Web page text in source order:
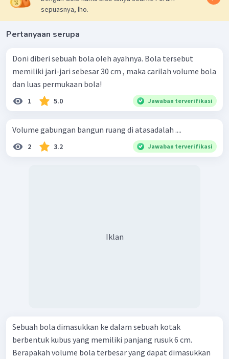
sepuasnya, lho.
Pertanyaan serupa
Doni diberi sebuah bola oleh ayahnya. Bola tersebut
memiliki jari-jari sebesar 30 cm , maka carilah volume bola
dan luas permukaan bola!
1 5.0 Jawaban terverifikasi
Volume gabungan bangun ruang di atasadalah ....
2 3.2 Jawaban terverifikasi
Iklan
Sebuah bola dimasukkan ke dalam sebuah kotak
berbentuk kubus yang memiliki panjang rusuk 6 cm.
Berapakah volume bola terbesar yang dapat dimasukkan